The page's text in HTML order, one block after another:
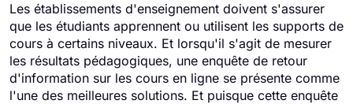
Les établissements d'enseignement doivent s'assurer
que les étudiants apprennent ou utilisent les supports de
cours à certains niveaux. Et lorsqu'il s'agit de mesurer
les résultats pédagogiques, une enquête de retour
d'information sur les cours en ligne se présente comme
l'une des meilleures solutions. Et puisque cette enquête